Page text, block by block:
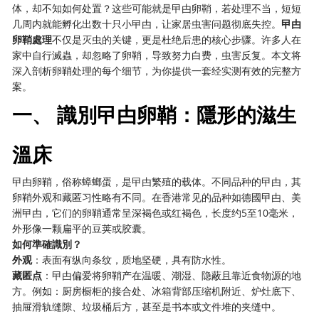
体，却不知如何处置？这些可能就是曱甴卵鞘，若处理不当，短短
几周内就能孵化出数十只小曱甴，让家居虫害问题彻底失控。 曱甴
卵鞘處理不仅是灭虫的关键，更是杜绝后患的核心步骤。许多人在
家中自行滅蟲，却忽略了卵鞘，导致努力白费，虫害反复。本文将
深入剖析卵鞘处理的每个细节，为你提供一套经实测有效的完整方
案。
一、 識別曱甴卵鞘：隱形的滋生
溫床
曱甴卵鞘，俗称蟑螂蛋，是曱甴繁殖的载体。不同品种的曱甴，其
卵鞘外观和藏匿习性略有不同。在香港常见的品种如德國曱甴、美
洲曱甴，它们的卵鞘通常呈深褐色或红褐色，长度约5至10毫米，
外形像一颗扁平的豆荚或胶囊。
如何準確識別？
外观：表面有纵向条纹，质地坚硬，具有防水性。
藏匿点 ：曱甴偏爱将卵鞘产在温暖、潮湿、隐蔽且靠近食物源的地
方。例如：厨房橱柜的接合处、冰箱背部压缩机附近、炉灶底下、
抽屉滑轨缝隙、垃圾桶后方，甚至是书本或文件堆的夹缝中。